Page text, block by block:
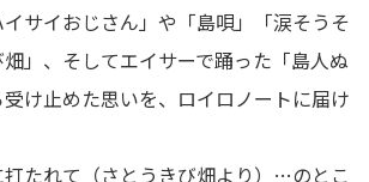
サイおじさん」や「島唄」「涙そうそ
」、そしてエイサーで踊った「島人ぬ
け止めた思いを、ロイロノートに届け
打たれて（さとうきび畑より）…のとこ